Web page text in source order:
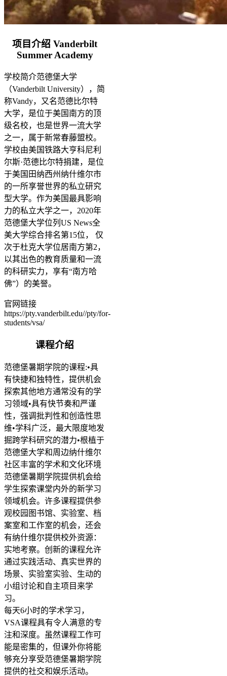
项目介绍 Vanderbilt
Summer Academy
学校简介范德堡大学
（Vanderbilt University），简
称Vandy，又名范德比尔特
大学，是位于美国南方的顶
级名校，也是世界一流大学
之一，属于新常春藤盟校。
学校由美国铁路大亨科尼利
尔斯·范德比尔特捐建，是位
于美国田纳西州纳什维尔市
的一所享誉世界的私立研究
型大学。作为美国最具影响
力的私立大学之一，2020年
范德堡大学位列US News全
美大学综合排名第15位， 仅
次于杜克大学位居南方第2，
以其出色的教育质量和一流
的科研实力，享有“南方哈
佛”）的美誉。
官网链接
https://pty.vanderbilt.edu//pty/for-
students/vsa/
课程介绍
范德堡暑期学院的课程:•具
有快捷和独特性，提供机会
探索其他地方通常没有的学
习领域•具有快节奏和严谨
性，强调批判性和创造性思
维•学科广泛，最大限度地发
掘跨学科研究的潜力•根植于
范德堡大学和周边纳什维尔
社区丰富的学术和文化环境
范德堡暑期学院提供机会给
学生探索课堂内外的新学习
领域机会。许多课程提供参
观校园图书馆、实验室、档
案室和工作室的机会，还会
有纳什维尔提供校外资源：
实地考察。创新的课程允许
通过实践活动、真实世界的
场景、实验室实验、生动的
小组讨论和自主项目来学
习。
每天6小时的学术学习，
VSA课程具有令人满意的专
注和深度。虽然课程工作可
能是密集的，但课外你将能
够充分享受范德堡暑期学院
提供的社交和娱乐活动。